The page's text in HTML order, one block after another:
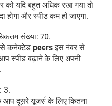
को यदि बहुत अधिक रखा गया तो
होगा और स्पीड कम हो जाएगा.
संख्या: 70.
से कनेक्टेड peersइस नंबर से
स्पीड बढ़ाने के लिए अपनी
3.
आप दूसरे यूजर्स के लिए कितना